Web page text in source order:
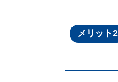
メリット2